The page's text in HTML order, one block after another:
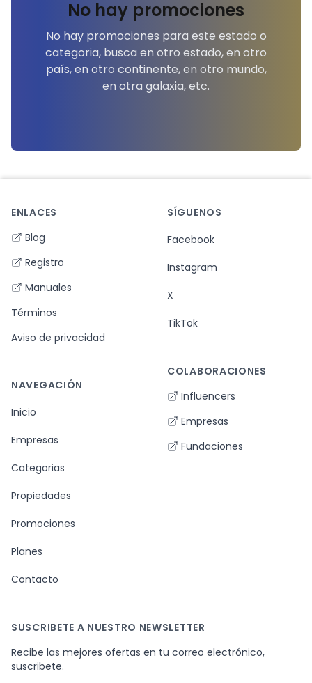
No hay promociones
No hay promociones para este estado o
categoria, busca en otro estado, en otro
país, en otro continente, en otro mundo,
en otra galaxia, etc.
Footer
ENLACES
Blog
Registro
Manuales
Términos
Aviso de privacidad
NAVEGACIÓN
Inicio
Empresas
Categorias
Propiedades
Promociones
Planes
Contacto
SÍGUENOS
Facebook
Instagram
X
TikTok
COLABORACIONES
Influencers
Empresas
Fundaciones
SUSCRIBETE A NUESTRO NEWSLETTER
Recibe las mejores ofertas en tu correo electrónico,
suscribete.